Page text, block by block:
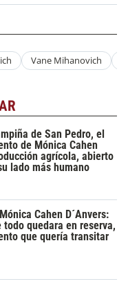
Vane Mihanovich
de San Pedro, el
de Mónica Cahen
agrícola, abierto
lado más humano
Cahen D´Anvers:
todo quedara en reserva,
que quería transitar